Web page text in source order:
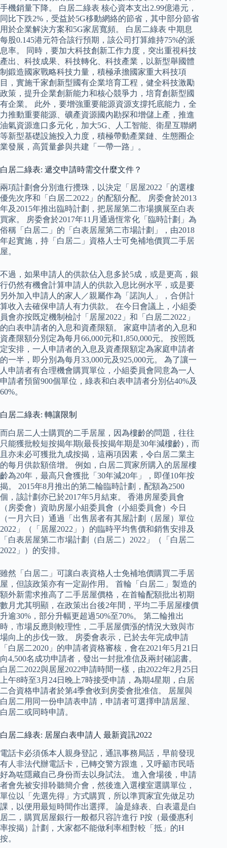
手機銷量下降。 白居二綠表 核心資本支出2.99億港元，
同比下跌2%，受益於5G移動網絡的節省，其中部分節省
用於企業解決方案和5G家居寬頻。 白居二綠表 中期息
每股0.145港元符合該行預期，該公司打算維持75%的派
息率。 同時，要加大科技創新工作力度，突出重視科技
產出、科技成果、科技轉化、科技產業，以新型舉國體
制鍛造國家戰略科技力量，積極承擔國家重大科技項
目，實施千家創新型國有企業培育工程，健全科技激勵
政策，提升企業創新能力和核心競爭力，培育創新型國
有企業。 此外，要增強重要能源資源支撐托底能力，全
力推動重要能源、礦產資源國內勘探和增儲上產，推進
油氣資源進口多元化，加大5G、人工智能、衛星互聯網
等新型基礎設施投入力度，積極帶動產業鏈、生態圈企
業發展，高質量參與共建「一帶一路」。
白居二綠表: 遞交申請時需交什麼文件？
兩項計劃會分別進行攪珠，以決定「居屋2022「的選樓
優先次序和「白居二2022」的配額分配。 房委會於2013
年及2015年推出臨時計劃，把居屋第二市場擴展至白表
買家。 房委會於2017年11月通過恆常化「臨時計劃」為
俗稱「白居二」的「白表居屋第二市場計劃」，由2018
年起實施，持「白居二」資格人士可免補地價買二手居
屋。
不過，如果申請人的供款佔入息多於5成，或是更高，銀
行仍然有機會計算申請人的供款入息比例水平，或是要
另外加入申請人的家人／親屬作為「諾詢人」，合併計
算收入去確保申請人有力供款。 在今日會議上，小組委
員會亦按既定機制檢討「居屋2022」和「白居二2022」
的白表申請者的入息和資產限額。 家庭申請者的入息和
資產限額分別定為每月66,000元和1,850,000元。 按照既
定安排，一人申請者的入息及資產限額定為家庭申請者
的一半，即分別為每月33,000元及925,000元。 為了讓一
人申請者有合理機會購買單位，小組委員會同意為一人
申請者預留900個單位，綠表和白表申請者分別佔40%及
60%。
白居二綠表: 轉讓限制
而白居二人士購買的二手居屋，因為樓齡的問題，往往
只能獲批較短按揭年期(最長按揭年期是30年減樓齡)，而
且亦未必可獲批九成按揭，這兩項因素，令白居二業主
的每月供款額倍增。 例如，白居二買家所購入的居屋樓
齡為20年，最高只會獲批「30年減20年」，即僅10年按
揭。 2015年8月推出的第二輪臨時計劃，配額為2500
個，該計劃亦已於2017年5月結束。 香港房屋委員會
（房委會）資助房屋小組委員會（小組委員會）今日
（一月六日）通過「出售居者有其屋計劃（居屋）單位
2022」（「居屋2022」）的臨時平均售價和銷售安排及
「白表居屋第二市場計劃（白居二）2022」（「白居二
2022」）的安排。
雖然「白居二」可讓白表資格人士免補地價購買二手居
屋，但該政策亦有一定副作用。 首輪「白居二」製造的
額外新需求推高了二手居屋價格，在首輪配額批出初期
數月尤其明顯，在政策出台後2年間，平均二手居屋樓價
升逾30%，部分升幅更超過50%至70%。 第二輪推出
時，市場反應則較理性，二手居屋價漲的情況大致與市
場向上的步伐一致。 房委會表示，已於去年完成申請
「白居二2020」的申請者資格審核，會在2021年5月21日
向4,500名成功申請者，發出一封批准信及兩封確認書。
白居二2022與居屋2022申請時間一樣，由2022年2月25日
上午8時至3月24日晚上7時接受申請，為期4星期，白居
二合資格申請者於第4季會收到房委會批准信。 居屋與
白居二用同一份申請表申請，申請者可選擇申請居屋、
白居二或同時申請。
白居二綠表: 居屋白表申請人 最新資訊2022
電話卡必須係本人親身登記，通訊事務局話，早前發現
有人非法代辦電話卡，已轉交警方跟進，又呼籲市民唔
好為咗隱藏自己身份而去以身試法。 進入會場後，申請
者會先被安排聆聽簡介會，然後進入選樓室選購單位，
單位以「先選先得」方式購買，所以準買家宜先做足功
課，以便用最短時間作出選擇。 論是綠表、白表還是白
居二，購買居屋銀行一般都只容許進行 P按（最優惠利
率按揭）計劃，大家都不能做利率相對較「抵」的H
按。